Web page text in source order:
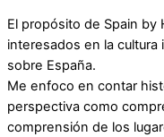
El propósito de Spain by
interesados en la
sobre España.
Me enfoco en contar
perspectiva como
comprensión de los